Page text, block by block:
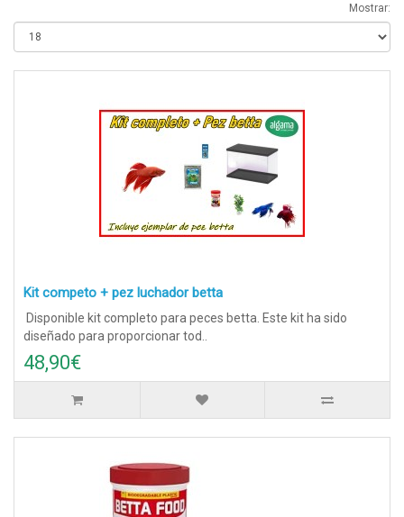
Mostrar:
Kit competo + pez luchador betta
Disponible kit completo para peces betta. Este kit ha sido
diseñado para proporcionar tod..
48,90€